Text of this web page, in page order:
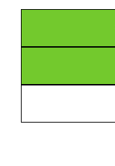
uudessa
ikkunassaInstagram